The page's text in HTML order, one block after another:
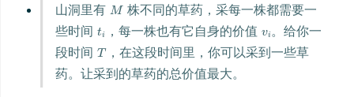
山洞里有
株不同的草药，采每一株都需要一
些时间
，每一株也有它自身的价值
。给你一
段时间 ，在这段时间里，你可以采到一些草
药。让采到的草药的总价值最大。